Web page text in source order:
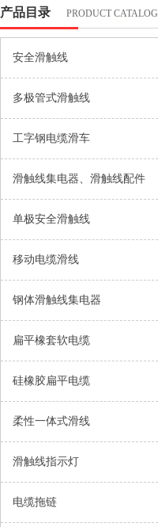
产品目录 PRODUCT CATALOG
安全滑触线
多极管式滑触线
工字钢电缆滑车
滑触线集电器、滑触线配件
单极安全滑触线
移动电缆滑线
钢体滑触线集电器
扁平橡套软电缆
硅橡胶扁平电缆
柔性一体式滑线
滑触线指示灯
电缆拖链